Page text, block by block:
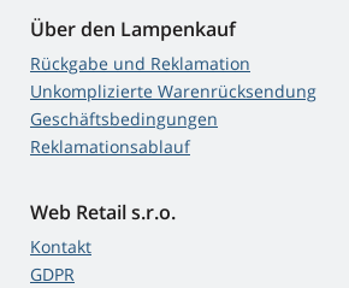
Über den Lampenkauf
Rückgabe und Reklamation
Unkomplizierte Warenrücksendung
Geschäftsbedingungen
Reklamationsablauf
Web Retail s.r.o.
Kontakt
GDPR